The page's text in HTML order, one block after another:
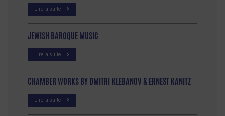
Lire la suite
JEWISH BAROQUE MUSIC
Lire la suite
CHAMBER WORKS BY DMITRI KLEBANOV & ERNEST KANITZ
Lire la suite